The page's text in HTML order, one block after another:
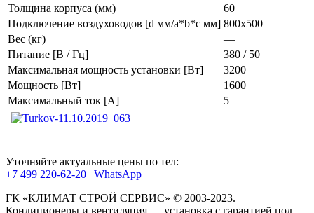
Толщина корпуса (мм)
60
Подключение воздуховодов [d мм/a*b*с мм] 800x500
Вес (кг)
—
Питание [В / Гц]
380 / 50
Максимальная мощность установки [Вт]
3200
Мощность [Вт]
1600
Максимальный ток [А]
5
Уточняйте актуальные цены по тел:
+7 499 220-62-20 | WhatsАpp
ГК «КЛИМАТ СТРОЙ СЕРВИС» © 2003-2023.